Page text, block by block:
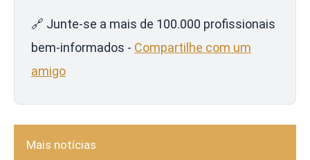
🔗 Junte-se a mais de 100.000 profissionais
bem-informados - Compartilhe com um
amigo
Mais notícias